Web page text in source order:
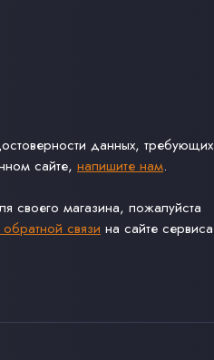
данных, требующих
сайте, напишите нам.
своего магазина, пожалуйста
связи на сайте сервиса